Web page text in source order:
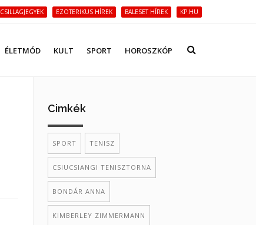
CSILLAGJEGYEK EZOTERIKUS HÍREK BALESET HÍREK KP.HU
ÉLETMÓD KULT SPORT HOROSZKÓP
Cimkék
SPORT TENISZ
CSIUCSIANGI TENISZTORNA
BONDÁR ANNA
KIMBERLEY ZIMMERMANN